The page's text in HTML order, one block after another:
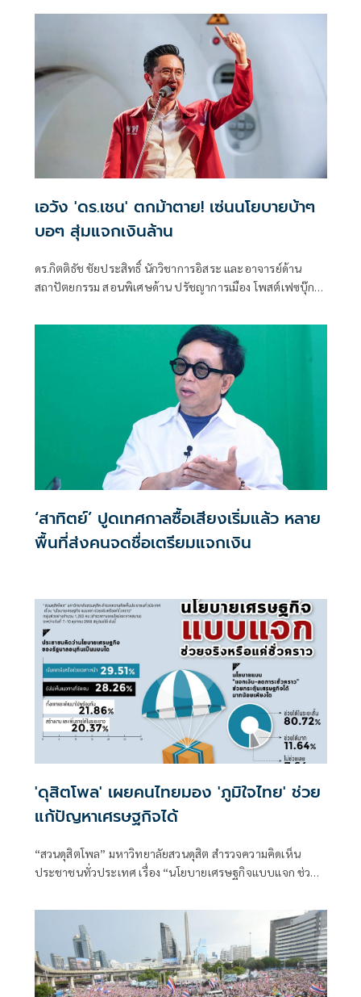
เอวัง 'ดร.เชน' ตกม้าตาย! เซ่นนโยบายบ้าๆ
บอๆ สุ่มแจกเงินล้าน
ดร.กิตติธัช ชัยประสิทธิ์ นักวิชาการอิสระ และอาจารย์ด้าน
สถาปัตยกรรม สอนพิเศษด้าน ปรัชญาการเมือง โพสต์เฟซบุ๊กว่า
‘สาทิตย์’ ปูดเทศกาลซื้อเสียงเริ่มแล้ว หลาย
พื้นที่ส่งคนจดชื่อเตรียมแจกเงิน
'ดุสิตโพล' เผยคนไทยมอง 'ภูมิใจไทย' ช่วย
แก้ปัญหาเศรษฐกิจได้
“สวนดุสิตโพล” มหาวิทยาลัยสวนดุสิต สำรวจความคิดเห็น
ประชาชนทั่วประเทศ เรื่อง “นโยบายเศรษฐกิจแบบแจก ช่วย
ทางออนไลน์และภาคสนาม) ระหว่างวันที่ 7-10 ตุลาคม 2568
พบว่า กลุ่มตัวอย่างมองว่านโยบายเ